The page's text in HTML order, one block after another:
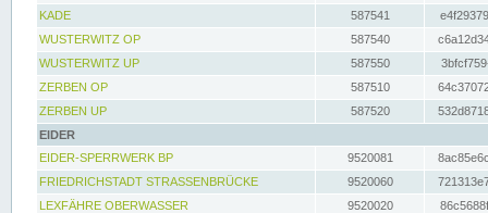
KADE
587541
WUSTERWITZ OP
587540
WUSTERWITZ UP
587550
ZERBEN OP
587510
ZERBEN UP
587520
EIDER
EIDER-SPERRWERK BP
9520081
FRIEDRICHSTADT STRASSENBRÜCKE
9520060
LEXFÄHRE OBERWASSER
9520020